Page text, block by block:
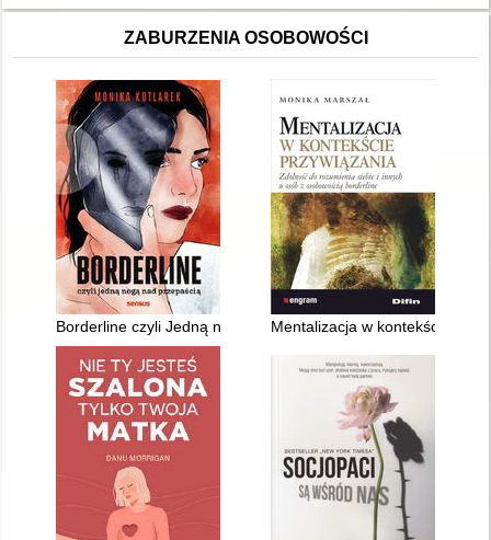
ZABURZENIA OSOBOWOŚCI
Borderline czyli Jedną nogą nad przepaściąMentalizacja w kontekście